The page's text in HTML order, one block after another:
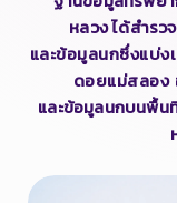
หลวง ได้สําร
และข้อมูลนกซึ่งแบ่
ดอยแม่สลอง
และข้อมูลนกบนพื้น